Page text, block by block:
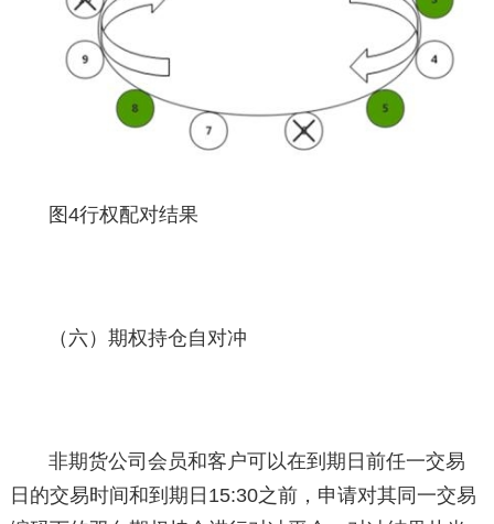
图4行权配对结果
（六）期权持仓自对冲
非期货公司会员和客户可以在到期日前任一交易
日的交易时间和到期日15:30之前，申请对其同一交易